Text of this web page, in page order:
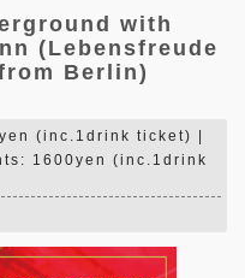
with
(Lebensfreude
Berlin)
(inc.1drink ticket) |
1600yen (inc.1drink